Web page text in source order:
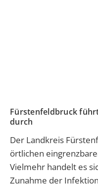
Fürstenfeldbruck
durch
Der Landkreis
örtlichen
Vielmehr handelt es
Zunahme der